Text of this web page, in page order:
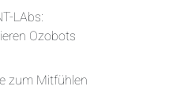
LAbs:
Ozobots
zum Mitfühlen